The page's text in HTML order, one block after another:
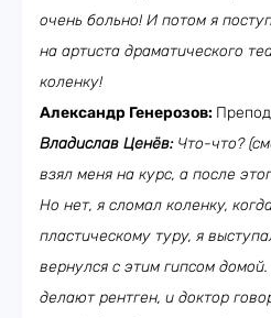
очень больно! И потом я
на артиста драматического
коленку!
Александр Генерозов:
Владислав Ценёв: Что-что?
взял меня на курс, а после
Но нет, я сломал коленку,
пластическому туру, я
вернулся с этим гипсом
делают рентген, и доктор